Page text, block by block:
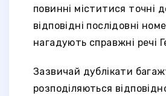
повинні міститися точні
відповідні послідовні
нагадують справжні речі
Зазвичай дублікати
розподіляються